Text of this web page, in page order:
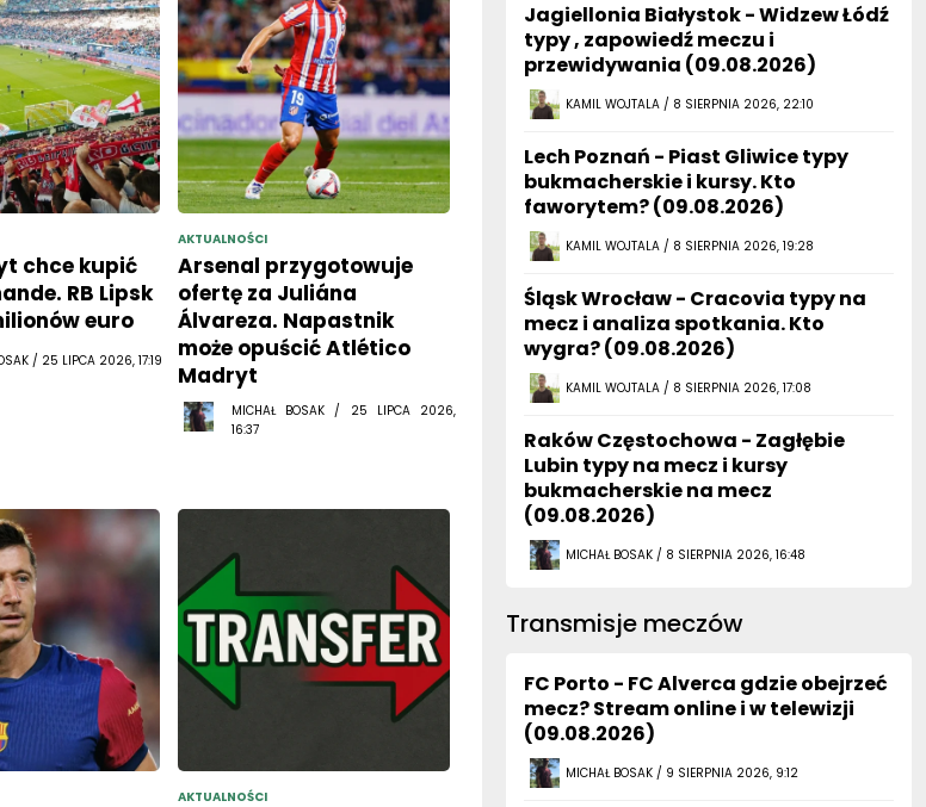
chce kupić
RB Lipsk
euro
/ 25 LIPCA 2026, 17:19
AKTUALNOŚCI
Arsenal przygotowuje
ofertę za Juliána
Álvareza. Napastnik
może opuścić Atlético
Madryt
MICHAŁ BOSAK / 25 LIPCA 2026,
16:37
AKTUALNOŚCI
Jagiellonia Białystok - Widzew Łódź
typy , zapowiedź meczu i
przewidywania (09.08.2026)
KAMIL WOJTALA / 8 SIERPNIA 2026, 22:10
Lech Poznań - Piast Gliwice typy
bukmacherskie i kursy. Kto
faworytem? (09.08.2026)
KAMIL WOJTALA / 8 SIERPNIA 2026, 19:28
Śląsk Wrocław - Cracovia typy na
mecz i analiza spotkania. Kto
wygra? (09.08.2026)
KAMIL WOJTALA / 8 SIERPNIA 2026, 17:08
Raków Częstochowa - Zagłębie
Lubin typy na mecz i kursy
bukmacherskie na mecz
(09.08.2026)
MICHAŁ BOSAK / 8 SIERPNIA 2026, 16:48
Transmisje meczów
FC Porto - FC Alverca gdzie obejrzeć
mecz? Stream online i w telewizji
(09.08.2026)
MICHAŁ BOSAK / 9 SIERPNIA 2026, 9:12